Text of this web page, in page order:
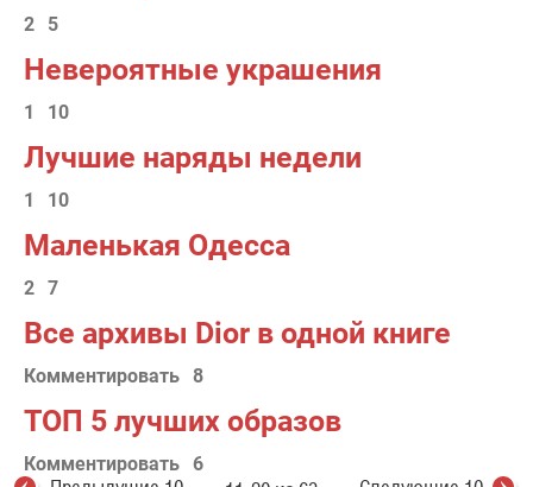
2 5
Невероятные украшения
1 10
Лучшие наряды недели
1 10
Маленькая Одесса
2 7
Все архивы Dior в одной книге
Комментировать 8
ТОП 5 лучших образов
Комментировать 6